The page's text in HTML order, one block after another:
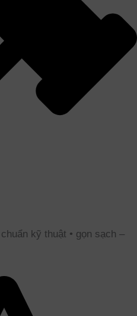
kỹ thuật • gọn sạch –